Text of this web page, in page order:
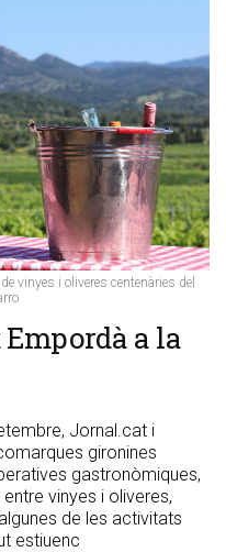
vinyes i oliveres centenàries del
a la
Jornal.cat i
gironines
gastronòmiques,
vinyes i oliveres,
de les activitats
estiuenc